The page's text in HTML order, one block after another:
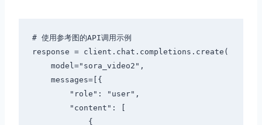
# 使用参考图的API调用示例
response = client.chat.completions.create(